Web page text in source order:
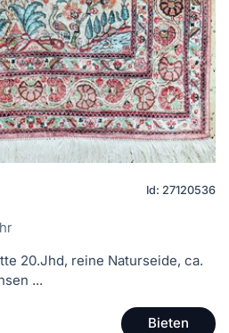
Id: 27120536
20.Jhd, reine Naturseide, ca.
...
Bieten